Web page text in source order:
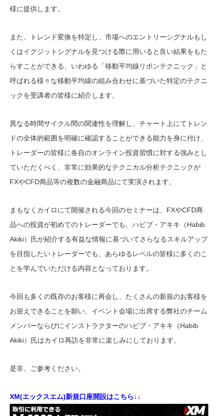
様に提供します。
また、トレンド変換を特定し、市場へのエントリーシグナルもし
くはイグジットシグナルを見つける際に用いると良い結果をもた
らすことができる、いわゆる「移動平均線リボンテクニック」と
呼ばれる様々な移動平均線の組み合わせに基づいた特定のテクニ
ックを受講者の皆様に紹介します。
異なる時間サイクル間の関連性を理解し、チャート上にてトレン
ドの全体的範囲を明確に確認することができる能力を身に付け、
トレーダーの皆様に各自のオンライン投資習慣に対する強みとし
ていただくべく、非常に効果的なテクニカル分析テクニックが
FXやCFD商品等の複数の金融商品にて実演されます。
まもなくカイロにて開催される今回のセミナーは、FXやCFD商
品への投資が初めてのトレーダーでも、ハビブ・アキキ（Habib
Akiki）氏が紹介する有益な情報に基づいてさらなるスキルアップ
を目指したいトレーダーでも、あらゆるレベルの皆様に多くのこ
とを学んでいただける内容となっております。
今回も多くの既存のお客様に再会し、たくさんの新規のお客様を
お迎えできることを願い、イベント会場に出席する弊社のチーム
メンバーならびにインストラクターのハビブ・アキキ（Habib
Akiki）氏はカイロ再訪を非常に楽しみにしております。
是非、ご参考ください。
XM(エックスエム)新規口座開設はこちら↓↓